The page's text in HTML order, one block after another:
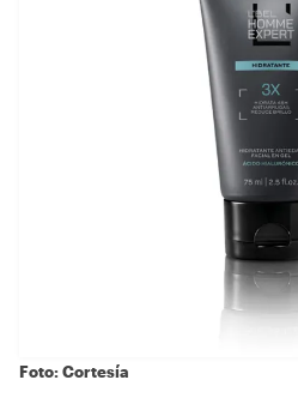
Foto: Cortesía